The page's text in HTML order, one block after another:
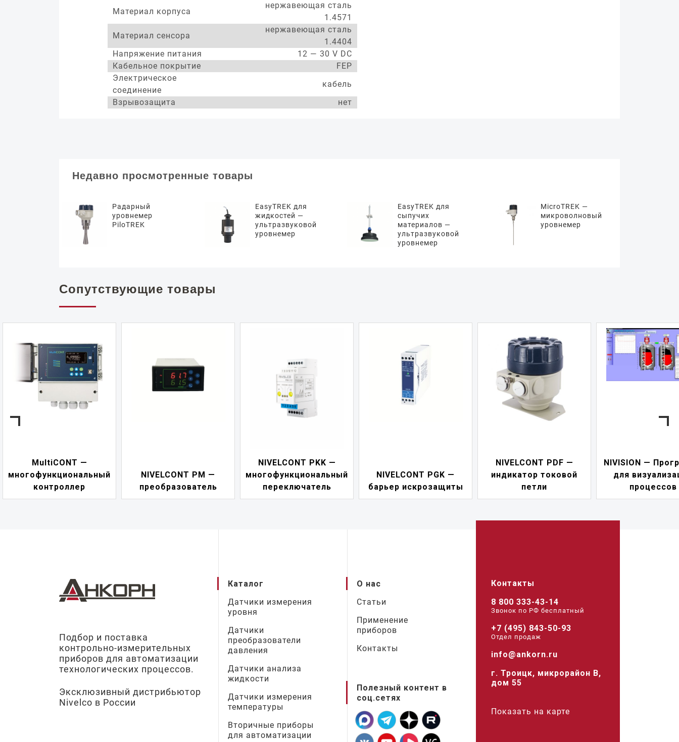
Материал корпуса
нержавеющая сталь
1.4571
Материал сенсора
нержавеющая сталь
1.4404
Напряжение питания
12 — 30 V DC
Кабельное покрытие
FEP
Электрическое
соединение
кабель
Взрывозащита
нет
Недавно просмотренные товары
Радарный
уровнемер
PiloTREK
EasyTREK для
жидкостей —
ультразвуковой
уровнемер
EasyTREK для
сыпучих
материалов —
ультразвуковой
уровнемер
MicroTREK —
микроволновый
уровнемер
Сопутствующие товары
MultiCONT —
многофункциональный
контроллер
NIVELCONT PM —
преобразователь
NIVELCONT PKK —
многофункциональный
переключатель
NIVELCONT PGK —
барьер искрозащиты
NIVELCONT PDF —
индикатор токовой
петли
NIVISION —
для
процессов
Подбор и поставка
контрольно-измерительных
приборов для автоматизации
технологических процессов.
Эксклюзивный дистрибьютор
Nivelco в России
Каталог
Датчики измерения
уровня
Датчики
преобразователи
давления
Датчики анализа
жидкости
Датчики измерения
температуры
Вторичные приборы
для автоматизации
О нас
Статьи
Применение
приборов
Контакты
Полезный контент в
соц.сетях
Контакты
8 800 333-43-14
Звонок по РФ беcплатный
+7 (495) 843-50-93
Отдел продаж
info@ankorn.ru
г. Троицк, микрорайон В,
дом 55
Показать на карте